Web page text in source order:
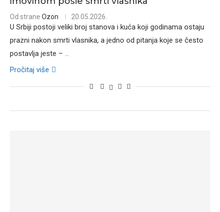
Od strane Ozon 20.05.2026.
U Srbiji postoji veliki broj stanova i kuća koji godinama ostaju
prazni nakon smrti vlasnika, a jedno od pitanja koje se često
postavlja jeste – ...
Pročitaj više